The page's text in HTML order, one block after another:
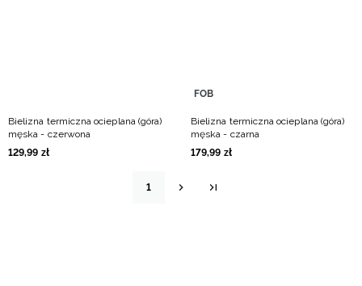
Bielizna termiczna ocieplana (góra)
męska - czerwona
129,99 zł
FOB
Bielizna termiczna ocieplana (góra)
męska - czarna
179,99 zł
1